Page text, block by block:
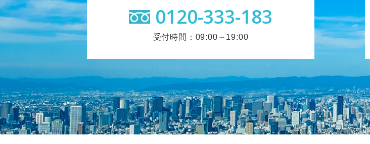
0120-333-183
受付時間：09:00～19:00